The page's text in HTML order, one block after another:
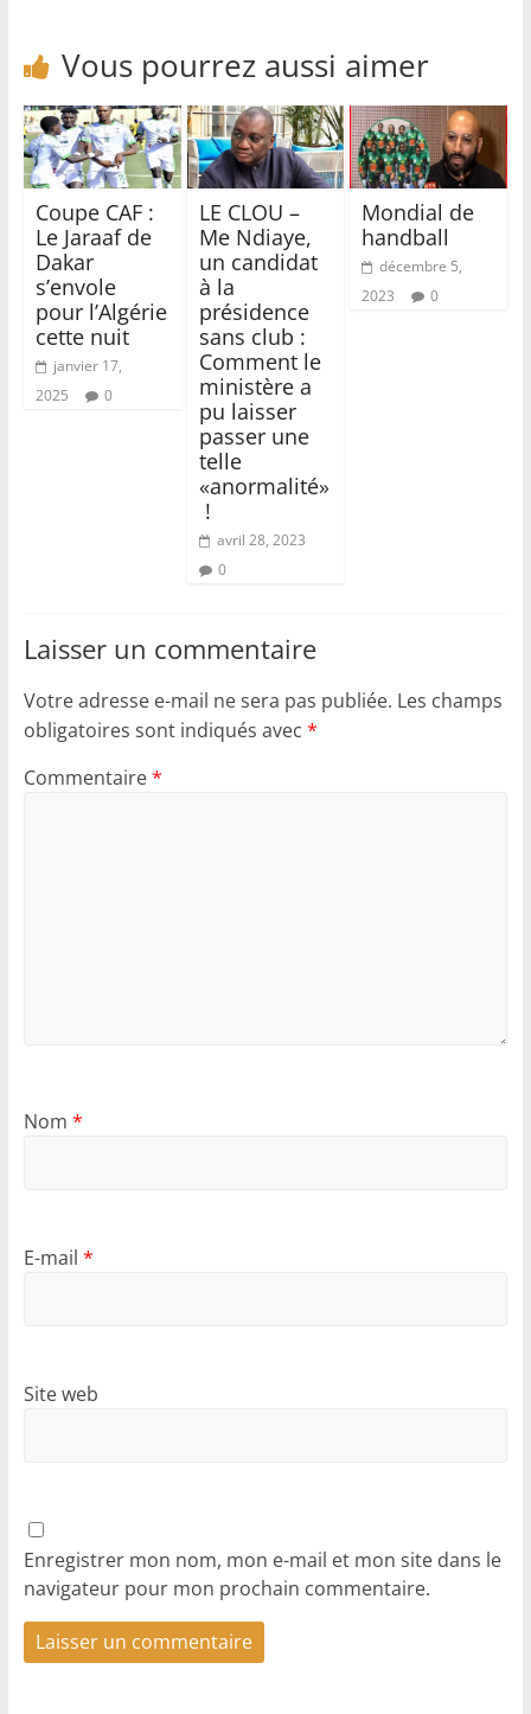
Vous pourrez aussi aimer
Coupe CAF :
Le Jaraaf de
Dakar
s’envole
pour l’Algérie
cette nuit
janvier 17,
2025
0
LE CLOU –
Me Ndiaye,
un candidat
à la
présidence
sans club :
Comment le
ministère a
pu laisser
passer une
telle
«anormalité»
!
avril 28, 2023
0
Mondial de
handball
décembre 5,
2023
0
Laisser un commentaire
Votre adresse e-mail ne sera pas publiée. Les champs
obligatoires sont indiqués avec *
Commentaire*
Nom *
E-mail *
Site web
Enregistrer mon nom, mon e-mail et mon site dans le
navigateur pour mon prochain commentaire.